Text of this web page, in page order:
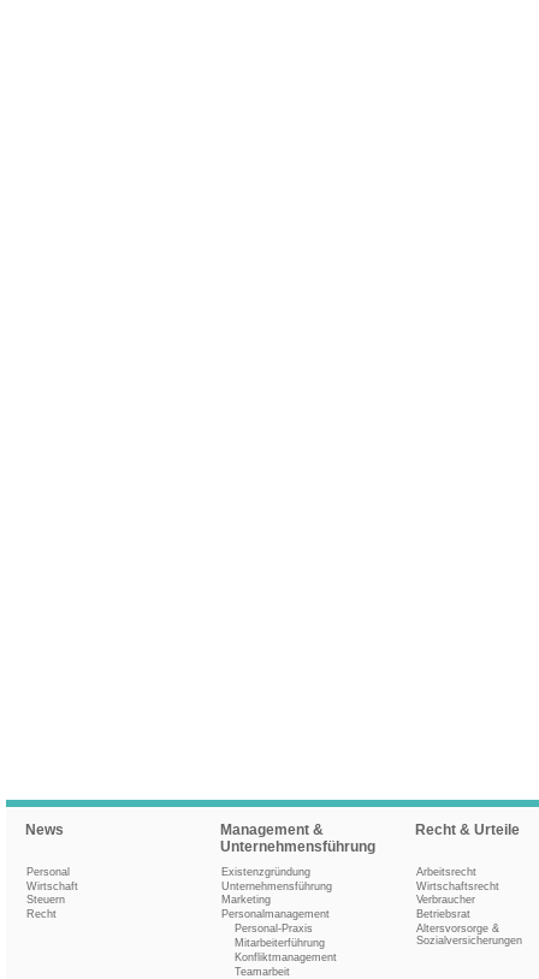
News
Personal
Wirtschaft
Steuern
Recht
Management &
Unternehmensführung
Existenzgründung
Unternehmensführung
Marketing
Personalmanagement
Personal-Praxis
Mitarbeiterführung
Konfliktmanagement
Teamarbeit
Recht & Urteile
Arbeitsrecht
Wirtschaftsrecht
Verbraucher
Betriebsrat
Altersvorsorge &
Sozialversicherungen